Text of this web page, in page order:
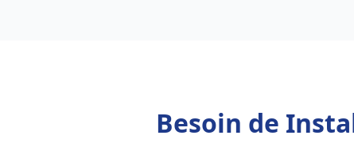
Besoin de